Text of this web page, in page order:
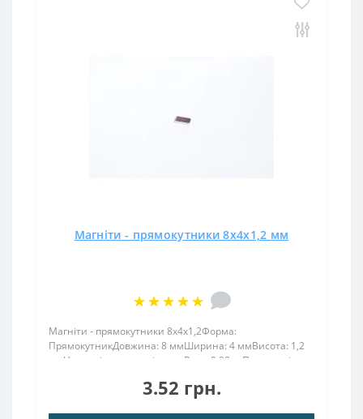
Магніти - прямокутники 8x4x1,2 мм
Магніти - прямокутники 8x4x1,2Форма:
ПрямокутникДовжина: 8 ммШирина: 4 ммВисота: 1,2
ммНамагнічення: аксіальнеВага: 0,30 грПоверх. нікель
кгТемпература використання: до 80 ° CНеодимовий
3.52 грн.